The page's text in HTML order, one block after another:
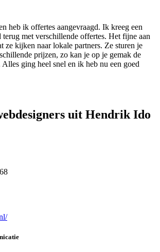
heb ik offertes aangevraagd. Ik kreeg een
met verschillende offertes. Het fijne aan
ze kijken naar lokale partners. Ze sturen je
prijzen, zo kan je op je gemak de
ging heel snel en ik heb nu een goed
uit Hendrik Ido